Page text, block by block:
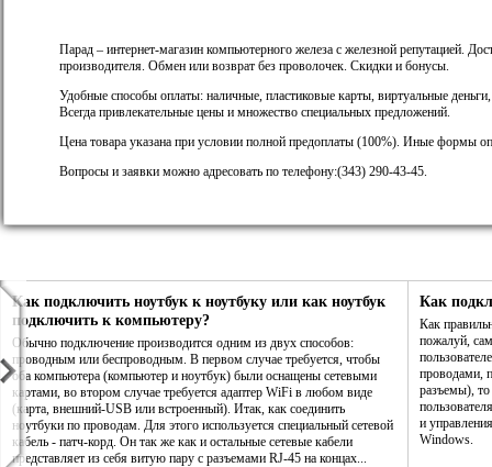
Парад – интернет-магазин компьютерного железа с железной репутацией.
производителя. Обмен или возврат без проволочек. Скидки и бонусы.
Удобные способы оплаты: наличные, пластиковые карты, виртуальные
Всегда привлекательные цены и множество специальных предложений.
Цена товара указана при условии полной предоплаты (100%). Иные формы
Вопросы и заявки можно адресовать по телефону:(343) 290-43-45.
Как подключить ноутбук к ноутбуку или как ноутбук
подключить к компьютеру?
Обычно подключение производится одним из двух способов:
проводным или беспроводным. В первом случае требуется, чтобы
оба компьютера (компьютер и ноутбук) были оснащены сетевыми
картами, во втором случае требуется адаптер WiFi в любом виде
(карта, внешний-USB или встроенный). Итак, как соединить
ноутбуки по проводам. Для этого используется специальный сетевой
кабель - патч-корд. Он так же как и остальные сетевые кабели
представляет из себя витую пару с разъемами RJ-45 на концах...
Как
Как
пожалуй,
проводами,
разъемы), то
и
Windows.